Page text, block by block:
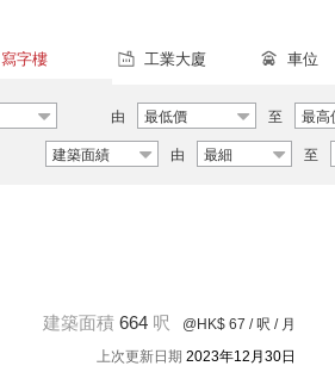
寫字樓 工業大廈 車位
由 最低價 至 最高
建築面績 由 最細 至
建築面積 664 呎 @HK$ 67 / 呎 / 月
上次更新日期 2023年12月30日